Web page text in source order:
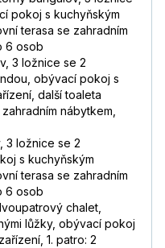
pokoj s kuchyňským
terasa se zahradním
6 osob
3 ložnice se 2
obývací pokoj s
další toaleta
nábytkem,
3 ložnice se 2
s kuchyňským
terasa se zahradním
6 osob
chalet,
lůžky, obývací pokoj
1. patro: 2